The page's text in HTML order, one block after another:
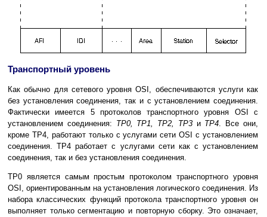
Транспортный уровень
Как обычно для сетевого уровня OSI, oбеспечиваются услуги как
без установления соединения, так и с установлением соединения.
Фактически имеется 5 протоколов транспортного уровня OSI с
установлением соединения: ТР0, ТР1, ТР2, ТР3и ТР4. Все они,
кроме ТР4, работают только с услугами сети OSI с установлением
соединения. ТР4 работает с услугами сети как с установлением
соединения, так и без установления соединения.
ТР0 является самым простым протоколом транспортного уровня
OSI, ориентированным на установления логического соединения. Из
набора классических функций протокола транспортного уровня он
выполняет только сегментацию и повторную сборку. Это означает,